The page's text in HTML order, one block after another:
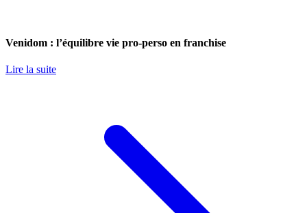
Venidom : l’équilibre vie pro-perso en franchise
Lire la suite